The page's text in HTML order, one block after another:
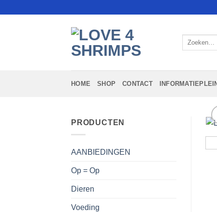
Zoeken
HOME SHOP CONTACT
PRODUCTEN
AANBIEDINGEN
Op = Op
Dieren
Voeding